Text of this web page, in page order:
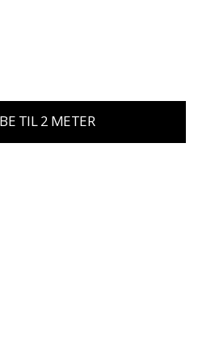
TIL 2 METER